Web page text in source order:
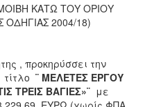
ΚΑΤΩ ΤΟΥ ΟΡΙΟΥ
2004/18)
, προκηρύσσει την
¨ ΜΕΛΕΤΕΣ ΕΡΓΟΥ
ΤΡΕΙΣ ΒΑΓΙΕΣ»¨ με